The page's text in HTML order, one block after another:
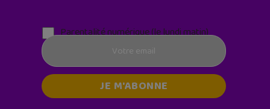
Parentalité numérique (le lundi matin)